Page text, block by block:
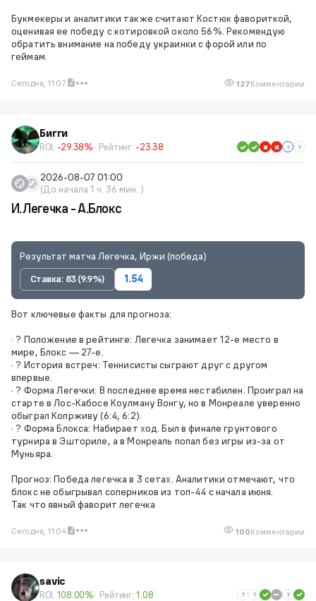
Букмекеры и аналитики также считают Костюк фавориткой,
оценивая ее победу с котировкой около 56%. Рекомендую
обратить внимание на победу украинки с форой или по
геймам.
Сегодня, 11:07 127Комментарии
Бигги
ROI: -29.38% Рейтинг: -23.38
2026-08-07 01:00
(До начала 1 ч. 36 мин. )
И.Легечка - А.Блокс
Результат матча Легечка, Иржи (победа)
Ставка: 83 (9.9%)
1.54
Вот ключевые факты для прогноза:
· ? Положение в рейтинге: Легечка занимает 12-е место в
мире, Блокс — 27-е.
· ? История встреч: Теннисисты сыграют друг с другом
впервые.
· ? Форма Легечки: В последнее время нестабилен. Проиграл на
старте в Лос-Кабосе Коулману Вонгу, но в Монреале уверенно
обыграл Копрживу (6:4, 6:2).
· ? Форма Блокса: Набирает ход. Был в финале грунтового
турнира в Эшториле, а в Монреаль попал без игры из-за от
Муньяра.
Прогноз: Победа легечка в 3 сетах. Аналитики отмечают, что
блокс не обыгрывал соперников из топ-44 с начала июня.
Так что явный фаворит легечка
Сегодня, 11:04 100Комментарии
savic
ROI: 108.00% Рейтинг:1.08